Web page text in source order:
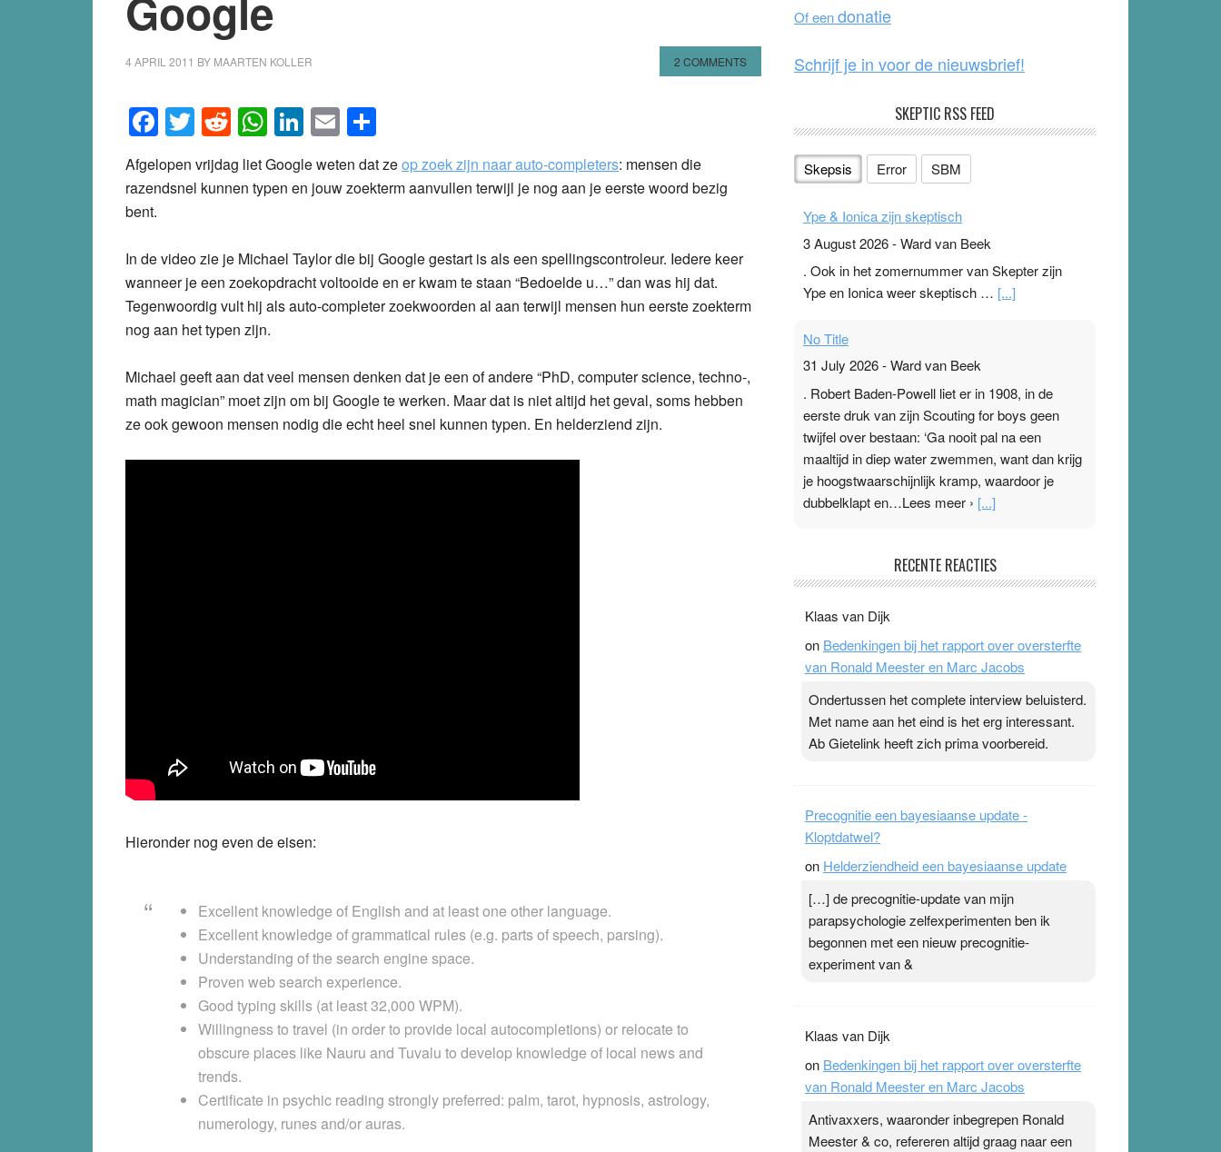
4 APRIL 2011 BY MAARTEN KOLLER 2 COMMENTS
Facebook
Twitter
Reddit
WhatsApp
LinkedIn
Email
Afgelopen vrijdag liet Google weten dat zeop zoek zijn naar auto-completers: mensen die
razendsnel kunnen typen en jouw zoekterm aanvullen terwijl je nog aan je eerste woord bezig
bent.
In de video zie je Michael Taylor die bij Google gestart is als een spellingscontroleur. Iedere keer
wanneer je een zoekopdracht voltooide en er kwam te staan “Bedoelde u…” dan was hij dat.
Tegenwoordig vult hij als auto-completer zoekwoorden al aan terwijl mensen hun eerste zoekterm
nog aan het typen zijn.
Michael geeft aan dat veel mensen denken dat je een of andere “PhD, computer science, techno-,
math magician” moet zijn om bij Google te werken. Maar dat is niet altijd het geval, soms hebben
ze ook gewoon mensen nodig die echt heel snel kunnen typen. En helderziend zijn.
Hieronder nog even de eisen:
Excellent knowledge of English and at least one other language.
Excellent knowledge of grammatical rules (e.g. parts of speech, parsing).
Understanding of the search engine space.
Proven web search experience.
Good typing skills (at least 32,000 WPM).
Willingness to travel (in order to provide local autocompletions) or relocate to
obscure places like Nauru and Tuvalu to develop knowledge of local news and
trends.
Certificate in psychic reading strongly preferred: palm, tarot, hypnosis, astrology,
numerology, runes and/or auras.
k
Of eendonatie
Schrijf je in voor de nieuwsbrief!
SKEPTIC RSS FEED
Skepsis Error SBM
Ype & Ionica zijn skeptisch
3 August 2026-Ward van Beek
. Ook in het zomernummer van Skepter zijn
Ype en Ionica weer skeptisch … [...]
No Title
31 July 2026-Ward van Beek
. Robert Baden-Powell liet er in 1908, in de
eerste druk van zijn Scouting for boys geen
twijfel over bestaan: ‘Ga nooit pal na een
maaltijd in diep water zwemmen, want dan krijg
je hoogstwaarschijnlijk kramp, waardoor je
dubbelklapt en…Lees meer › [...]
Ward van Beek
topsporters. Ze hopen ermee hun hartslag te
verlagen terwijl ze meer zuurstof opnemen.
Daarop heeft zo’n pleister geen effect. Maar het
zijn. Door…Lees meer Pleisterplakkers in de
topspsort › [...]
RECENTE REACTIES
Klaas van Dijk
on Bedenkingen bij het rapport over oversterfte
van Ronald Meester en Marc Jacobs
Ondertussen het complete interview beluisterd.
Met name aan het eind is het erg interessant.
Ab Gietelink heeft zich prima voorbereid.
Precognitie een bayesiaanse update -
Kloptdatwel?
on Helderziendheid een bayesiaanse update
[…] de precognitie-update van mijn
parapsychologie zelfexperimenten ben ik
begonnen met een nieuw precognitie-
experiment van &
Klaas van Dijk
on Bedenkingen bij het rapport over oversterfte
van Ronald Meester en Marc Jacobs
Antivaxxers, waaronder inbegrepen Ronald
Meester & co, refereren altijd graag naar een